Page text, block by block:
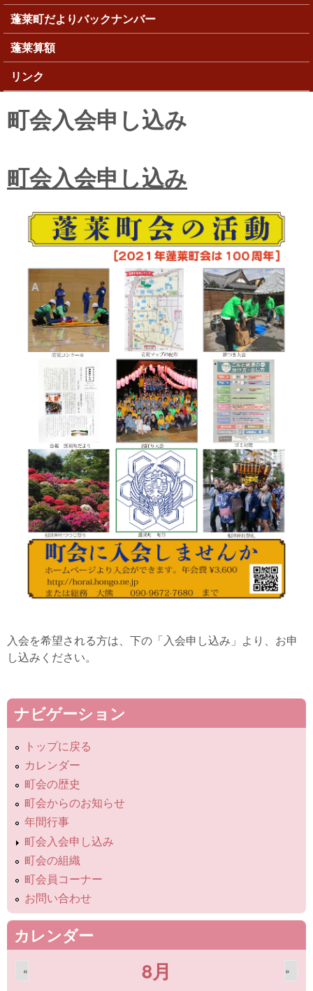
蓬莱町だよりバックナンバー
蓬莱算額
リンク
町会入会申し込み
町会入会申し込み
入会を希望される方は、下の「入会申し込み」より、お申
し込みください。
ナビゲーション
トップに戻る
カレンダー
町会の歴史
町会からのお知らせ
年間行事
町会入会申し込み
町会の組織
町会員コーナー
お問い合わせ
カレンダー
8月
« »